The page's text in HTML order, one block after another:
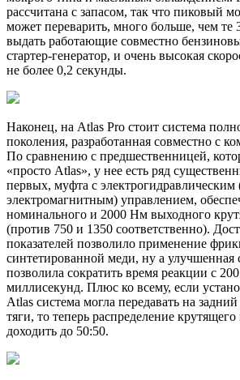
рассчитана с запасом, так что пиковый
может переварить, много больше, чем те
выдать работающие совместно
стартер-генератор, и очень высокая
не более 0,2 секунды.
Наконец, на Atlas Pro стоит система
поколения, разработанная совместно с
По сравнению с предшественницей,
«просто Atlas», у нее есть ряд
первых, муфта с электрогидравлическим
электромагнитным) управлением,
номинального и 2000 Нм выходного
(против 750 и 1350 соответственно).
показателей позволило применение
синтетированной меди, ну а улучшенная
позволила сократить время реакции с
миллисекунд. Плюс ко всему, если
Atlas система могла передавать на
тяги, то теперь распределение
доходить до 50:50.